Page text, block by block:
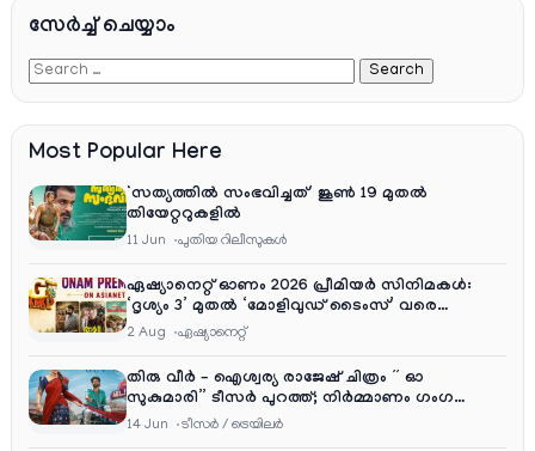
സേര്‍ച്ച്‌ ചെയ്യാം
Most Popular Here
‘സത്യത്തിൽ സംഭവിച്ചത്’ ജൂൺ 19 മുതൽ
തിയേറ്ററുകളിൽ
11 Jun പുതിയ റിലീസുകള്‍
ഏഷ്യാനെറ്റ് ഓണം 2026 പ്രീമിയർ സിനിമകൾ:
‘ദൃശ്യം 3’ മുതൽ ‘മോളിവുഡ് ടൈംസ്’ വരെ
ആഘോഷ വിരുന്ന്
2 Aug ഏഷ്യാനെറ്റ്‌
തിരു വീർ – ഐശ്വര്യ രാജേഷ് ചിത്രം ” ഓ
സുകുമാരി” ടീസർ പുറത്ത്; നിർമ്മാണം ഗംഗ
എന്റർടൈൻമെന്റ്‌സ്
14 Jun ടീസര്‍ / ട്രെയിലര്‍